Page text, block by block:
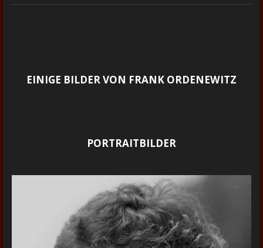
EINIGE BILDER VON FRANK ORDENEWITZ
PORTRAITBILDER